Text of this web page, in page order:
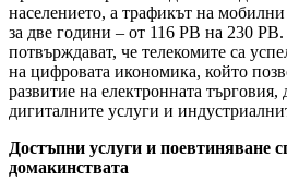
населението, а трафикът на
за две години – от 116 PB на 230
потвърждават, че телекомите са
на цифровата икономика, който
развитие на електронната търговия,
дигиталните услуги и
Достъпни услуги и поевтиняване
домакинствата